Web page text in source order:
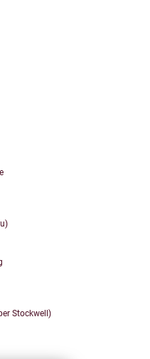
Stockwell)